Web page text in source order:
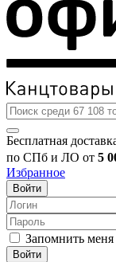
Бесплатная
по СПб и ЛО от 5
Избранное
Войти
Запомнить меня
Войти